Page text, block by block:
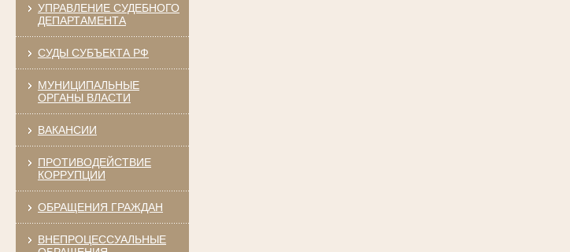
УПРАВЛЕНИЕ СУДЕБНОГО
ДЕПАРТАМЕНТА
СУДЫ СУБЪЕКТА РФ
МУНИЦИПАЛЬНЫЕ
ОРГАНЫ ВЛАСТИ
ВАКАНСИИ
ПРОТИВОДЕЙСТВИЕ
КОРРУПЦИИ
ОБРАЩЕНИЯ ГРАЖДАН
ВНЕПРОЦЕССУАЛЬНЫЕ